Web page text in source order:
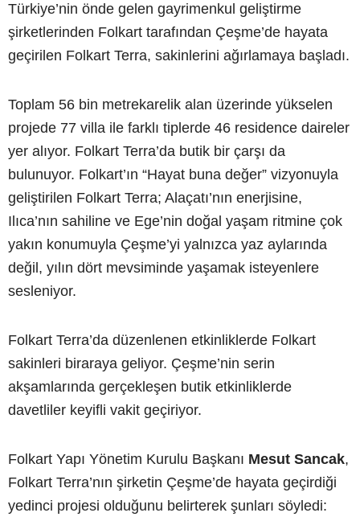
Türkiye’nin önde gelen gayrimenkul geliştirme
şirketlerinden Folkart tarafından Çeşme’de hayata
geçirilen Folkart Terra, sakinlerini ağırlamaya başladı.
Toplam 56 bin metrekarelik alan üzerinde yükselen
projede 77 villa ile farklı tiplerde 46 residence daireler
yer alıyor. Folkart Terra’da butik bir çarşı da
bulunuyor. Folkart’ın “Hayat buna değer” vizyonuyla
geliştirilen Folkart Terra; Alaçatı’nın enerjisine,
Ilıca’nın sahiline ve Ege’nin doğal yaşam ritmine çok
yakın konumuyla Çeşme’yi yalnızca yaz aylarında
değil, yılın dört mevsiminde yaşamak isteyenlere
sesleniyor.
Folkart Terra’da düzenlenen etkinliklerde Folkart
sakinleri biraraya geliyor. Çeşme’nin serin
akşamlarında gerçekleşen butik etkinliklerde
davetliler keyifli vakit geçiriyor.
Folkart Yapı Yönetim Kurulu Başkanı Mesut Sancak,
Folkart Terra’nın şirketin Çeşme’de hayata geçirdiği
yedinci projesi olduğunu belirterek şunları söyledi: